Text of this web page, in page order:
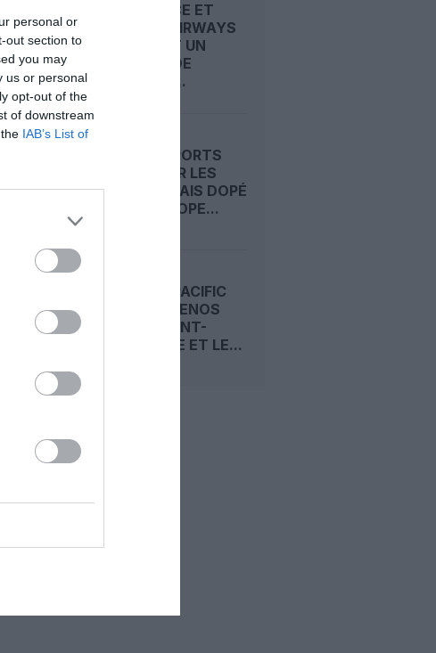
personal or
out section to
you may
us or personal
opt-out of the
of downstream
IAB’s List of
AIR FRANCE ET
CYPRUS AIRWAYS
SCELLENT UN
ACCORD DE
PARTAGE...
VINCI AIRPORTS
FREINÉ PAR LES
CRISES, MAIS DOPÉ
PAR L’EUROPE...
CATHAY PACIFIC
OUVRE BUENOS
AIRES, SAINT-
DOMINGUE ET LE...